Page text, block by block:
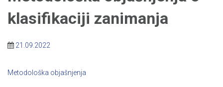
klasifikaciji zanimanja
21.09.2022
Metodološka objašnjenja